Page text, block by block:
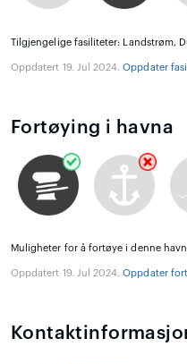
Tilgjengelige fasiliteter: Landstrøm,
Oppdatert 19. Jul 2024.Oppdater
Fortøying i havna
Muligheter for å fortøye i denne
Oppdatert 19. Jul 2024.Oppdater